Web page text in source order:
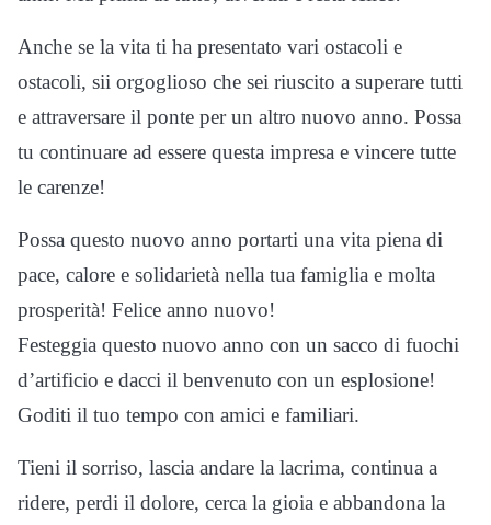
Anche se la vita ti ha presentato vari ostacoli e
ostacoli, sii orgoglioso che sei riuscito a superare tutti
e attraversare il ponte per un altro nuovo anno. Possa
tu continuare ad essere questa impresa e vincere tutte
le carenze!
Possa questo nuovo anno portarti una vita piena di
pace, calore e solidarietà nella tua famiglia e molta
prosperità! Felice anno nuovo!
Festeggia questo nuovo anno con un sacco di fuochi
d’artificio e dacci il benvenuto con un esplosione!
Goditi il ​​tuo tempo con amici e familiari.
Tieni il sorriso, lascia andare la lacrima, continua a
ridere, perdi il dolore, cerca la gioia e abbandona la